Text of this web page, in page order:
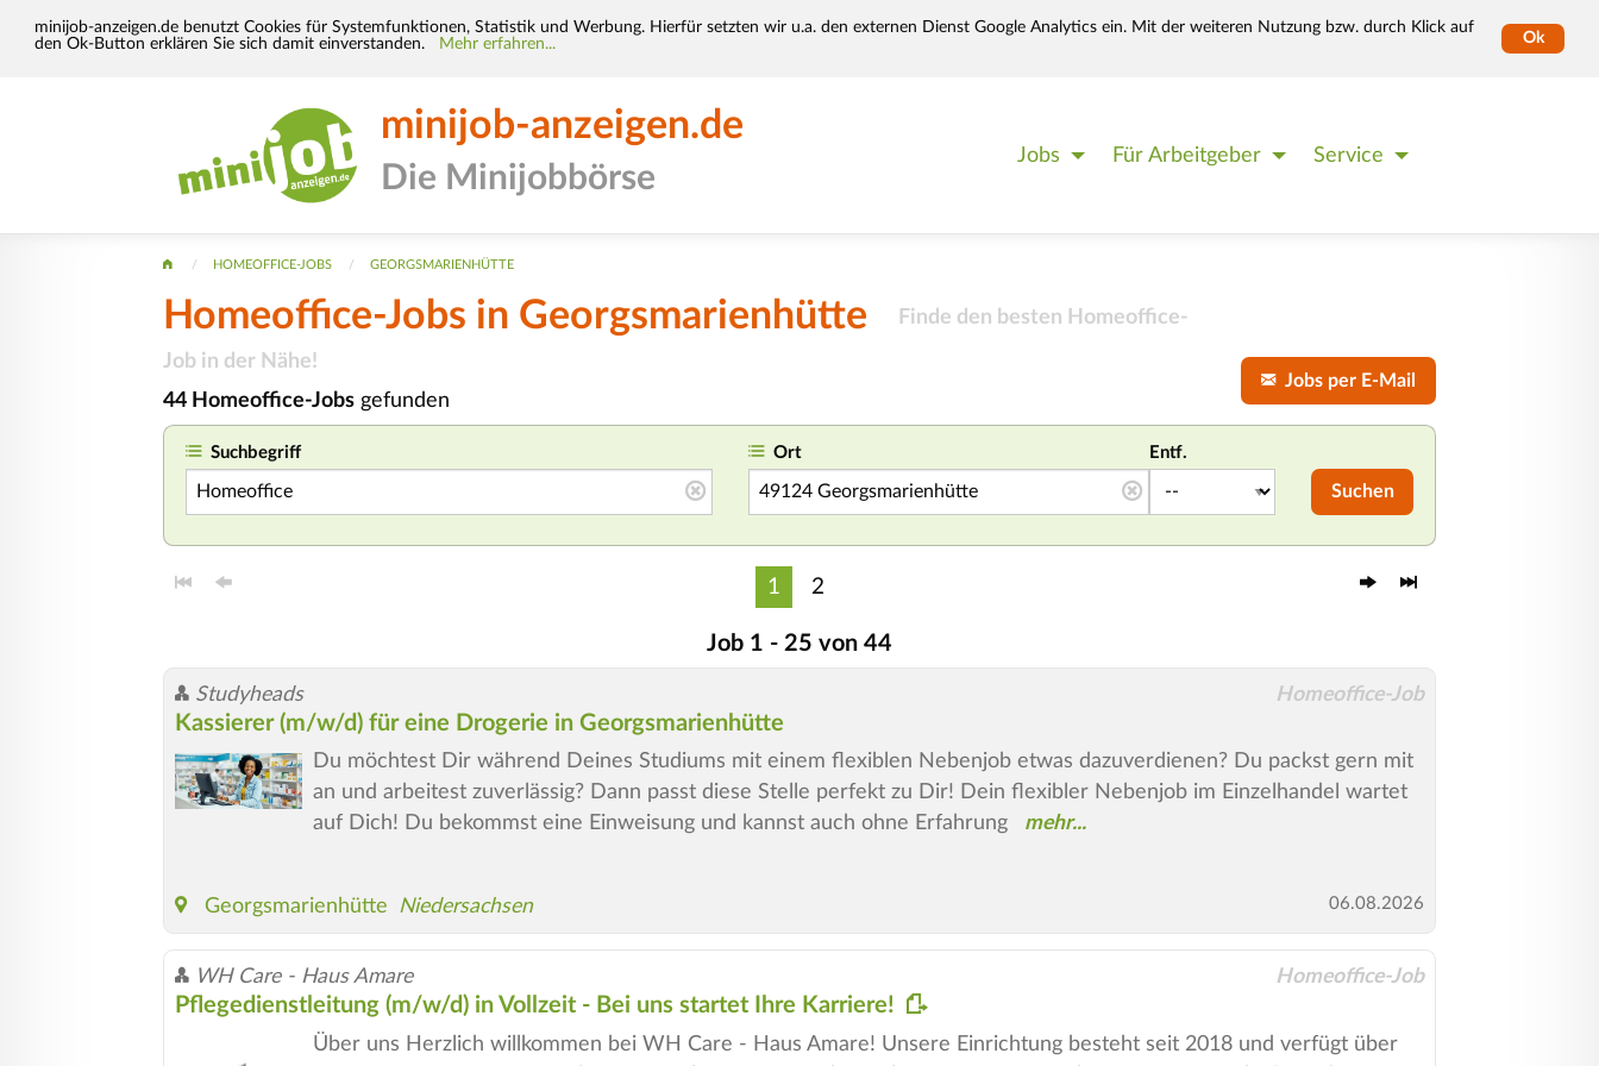
minijob-anzeigen.de benutzt Cookies für Systemfunktionen, Statistik und Werbung. Hierfür setzten wir u.a. den externen Dienst Google Analytics ein. Mit der weiteren Nutzung bzw. durch Klick auf
den Ok-Button erklären Sie sich damit einverstanden.
Mehr erfahren... Ok
minijob-anzeigen.de
Die Minijobbörse
Jobs Für Arbeitgeber Service
HOMEOFFICE-JOBS GEORGSMARIENHÜTTE
Homeoffice-Jobs in Georgsmarienhütte Finde den besten Homeoffice-
Job in der Nähe!
44 Homeoffice-Jobs gefunden
Jobs per E-Mail
Suchbegriff Ort Entf.
Suchen
1 2
Job 1 - 25 von 44
Studyheads Homeoffice-Job
Kassierer (m/w/d) für eine Drogerie in Georgsmarienhütte
Du möchtest Dir während Deines Studiums mit einem flexiblen Nebenjob etwas dazuverdienen? Du packst gern mit
an und arbeitest zuverlässig? Dann passt diese Stelle perfekt zu Dir! Dein flexibler Nebenjob im Einzelhandel wartet
auf Dich! Du bekommst eine Einweisung und kannst auch ohne Erfahrung
Georgsmarienhütte Niedersachsen 06.08.2026
WH Care - Haus Amare Homeoffice-Job
Pflegedienstleitung (m/w/d) in Vollzeit - Bei uns startet Ihre Karriere!
Über uns Herzlich willkommen bei WH Care - Haus Amare! Unsere Einrichtung besteht seit 2018 und verfügt über